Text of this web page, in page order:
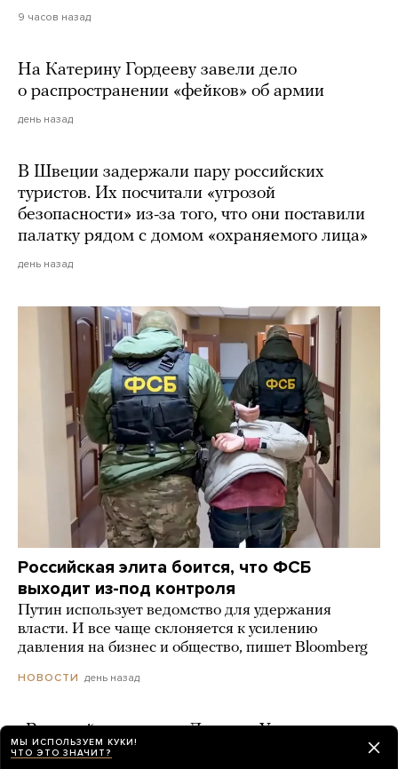
9 часов назад
На Катерину Гордееву завели дело
о распространении «фейков» об армии
день назад
В Швеции задержали пару российских
туристов. Их посчитали «угрозой
безопасности» из-за того, что они поставили
палатку рядом с домом «охраняемого лица»
день назад
Российская элита боится, что ФСБ
выходит из-под контроля
Путин использует ведомство для удержания
власти. И все чаще склоняется к усилению
давления на бизнес и общество, пишет Bloomberg
НОВОСТИ день назад
«Веселый молочник» Джастас Уолкер
рассказал, что его вместе с семьей
МЫ ИСПОЛЬЗУЕМ КУКИ!
ЧТО ЭТО ЗНАЧИТ?